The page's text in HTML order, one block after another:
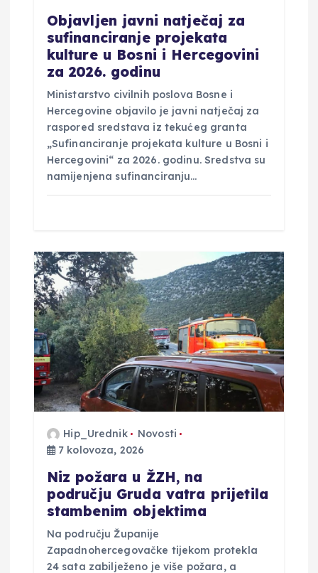
Objavljen javni natječaj za
sufinanciranje projekata
kulture u Bosni i Hercegovini
za 2026. godinu
Ministarstvo civilnih poslova Bosne i
Hercegovine objavilo je javni natječaj za
raspored sredstava iz tekućeg granta
„Sufinanciranje projekata kulture u Bosni i
Hercegovini“ za 2026. godinu. Sredstva su
namijenjena sufinanciranju…
Hip_Urednik
Novosti
7 kolovoza, 2026
Niz požara u ŽZH, na
području Gruda vatra prijetila
stambenim objektima
Na području Županije
Zapadnohercegovačke tijekom protekla
24 sata zabilježeno je više požara, a